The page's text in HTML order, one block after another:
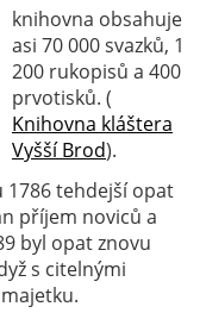
knihovna obsahuje
asi 70 000 svazků, 1
200 rukopisů a 400
prvotisků. (
Knihovna kláštera
Vyšší Brod).
1786 tehdejší opat
příjem noviců a
byl opat znovu
s citelnými